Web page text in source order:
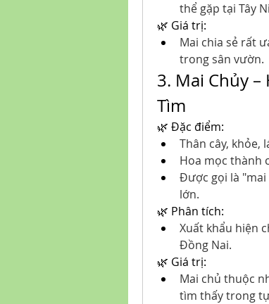
thể gặp tại Tây
🌿 Giá trị:
Mai chia sẻ rất
trong sân vườn.
3. Mai Chủy –
Tìm
🌿 Đặc điểm:
Thân cây, khỏe,
Hoa mọc thành
Được gọi là
lớn.
🌿 Phân tích:
Xuất khẩu hiện
Đồng Nai.
🌿 Giá trị:
Mai chủ thuộc
tìm thấy trong